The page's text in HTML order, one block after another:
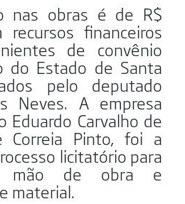
nas obras é de R$
financeiros
de convênio
do Estado de Santa
pelo deputado
Neves. A empresa
Eduardo Carvalho de
Correia Pinto, foi a
licitatório para
mão de obra e
material.